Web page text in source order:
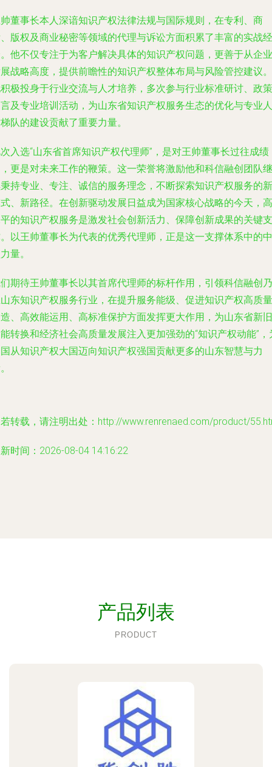
董事长本人深谙知识产权法律法规与国际规则，在专利、商
版权及商业秘密等领域的代理与诉讼方面积累了丰富的实战经
他不仅专注于为客户解决具体的知识产权问题，更善于从企业
战略高度，提供前瞻性的知识产权整体布局与风险管控建议。
极投身于行业交流与人才培养，多次参与行业标准研讨、政策
及专业培训活动，为山东省知识产权服务生态的优化与专业人
队的建设贡献了重要力量。
入选“山东省首席知识产权代理师”，是对王帅董事长过往成绩
更是对未来工作的鞭策。这一荣誉将激励他和科信融创团队继
持专业、专注、诚信的服务理念，不断探索知识产权服务的新
、新路径。在创新驱动发展日益成为国家核心战略的今天，高
的知识产权服务是激发社会创新活力、保障创新成果的关键支
以王帅董事长为代表的优秀代理师，正是这一支撑体系中的中
量。
期待王帅董事长以其首席代理师的标杆作用，引领科信融创乃
东知识产权服务行业，在提升服务能级、促进知识产权高质量
、高效能运用、高标准保护方面发挥更大作用，为山东省新旧
转换和经济社会高质量发展注入更加强劲的“知识产权动能”，
从知识产权大国迈向知识产权强国贡献更多的山东智慧与力
转载，请注明出处：http://www.renrenaed.com/product/
时间：2026-08-04 14:16:22
产品列表
PRODUCT